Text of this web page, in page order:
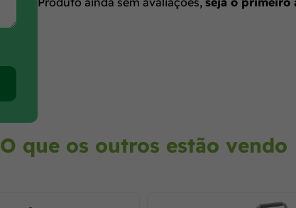
O que os outros estão vendo